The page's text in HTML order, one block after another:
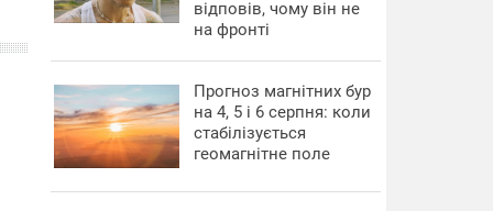
відповів, чому він не
на фронті
Прогноз магнітних бур
на 4, 5 і 6 серпня: коли
стабілізується
геомагнітне поле